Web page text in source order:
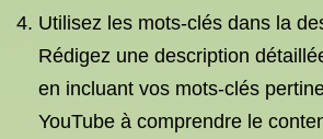
Utilisez les mots-clés dans la
Rédigez une description
en incluant vos mots-clés
YouTube à comprendre le